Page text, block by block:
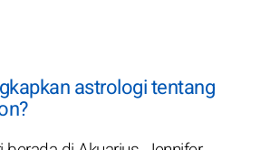
astrologi tentang